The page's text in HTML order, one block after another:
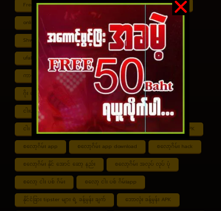
Free ငါး ပစ် ဂိမ်း Myanmar ကာစီနို Online ငါး ဂိမ်း apk
online ငါး ပစ် ဂိမ်းapp Shan Koe Mee ငါး ပစ် ဂိမ်း
Shwe ကာစီနို APK UFABET ufabet888
ufabet เข้าสู่ระบบ ကာစီနို app ကာစီနို ဂိမ်း
ကာစီနို ငါး ပစ် ဂိမ်း ကာစီနို စလော့ဂိမ်း ကျွဲ စလော့ဂိမ်း
ဂိုး ပေါင်း လောင်း နည်း ငါး ဂိမ်း ငွေ အကောင် ဆုံး
ငါးပစ်ဂိမ်း App download ငါး ပစ် ဂိမ်း link
ငါး ပစ် ဂိမ်း ဆော့ နည်း ငါး ပစ် ဂိမ်း ပိုက်ဆံ ရ စလော့ဂိမ်း APK
စလော့ဂိမ်း app စလော့ဂိမ်း app download စလော့ဂိမ်း hack
စလော့ဂိမ်း နိုင် အောင် ဆော့ နည်း စလော့ဂိမ်း အလုပ် လုပ် ပုံ
စလော့ ငါး ပစ် ဂိမ်း စလော့ ငါး ပစ် ဂိမ်းapp
နိုင်ငံခြား tipster များ ရဲ့ ခန့်မှန်း ချက် ဘောလုံး ခန့်မှန်း APK